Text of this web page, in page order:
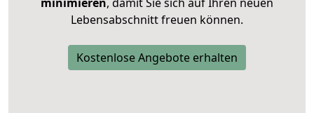
Lebensabschnitt freuen können.
Kostenlose Angebote erhalten